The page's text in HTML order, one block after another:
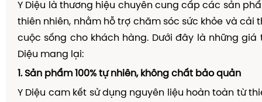
Y Diệu là thương hiệu chuyên cung cấp các sản
thiên nhiên, nhằm hỗ trợ chăm sóc sức khỏe và cải
cuộc sống cho khách hàng. Dưới đây là những giá
Diệu mang lại:
1. Sản phẩm 100% tự nhiên, không chất bảo quản
Y Diệu cam kết sử dụng nguyên liệu hoàn toàn từ